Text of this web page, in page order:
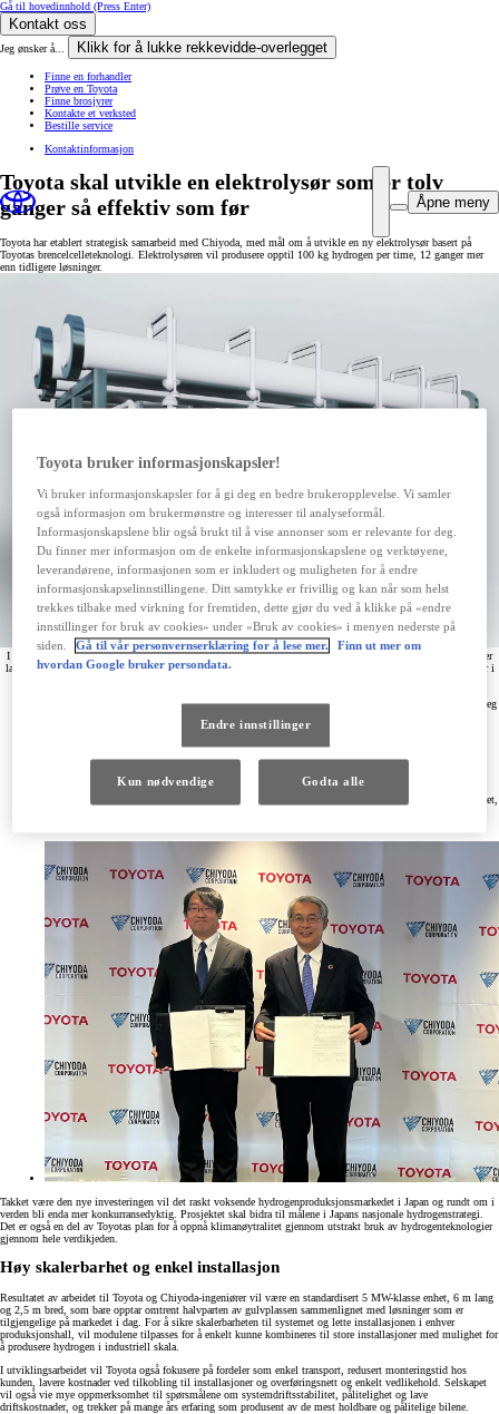
Gå til hovedinnhold (Press Enter)
Kontakt oss
Jeg ønsker å... Klikk for å lukke rekkevidde-overlegget
Finne en forhandler
Prøve en Toyota
Finne brosjyrer
Kontakte et verksted
Bestille service
Kontaktinformasjon
Åpne meny
Toyota skal utvikle en elektrolysør som er tolv
ganger så effektiv som før
Toyota har etablert strategisk samarbeid med Chiyoda, med mål om å utvikle en ny elektrolysør basert på
Toyotas brencelcelleteknologi. Elektrolysøren vil produsere opptil 100 kg hydrogen per time, 12 ganger mer
enn tidligere løsninger.
I mars 2023 presenterte Toyota en prototype av en elektrolysør for industrielle formål. Vann-elektrolysøren er
laget med komponenter fra andregenerasjons Toyota brenselceller. Takket være brenselcellene som allerede er i
Toyota signerte nylig en strategisk samarbeidsavtale med Chiyoda Corporation, som spesialiserer seg
marked, sier Piotr Pawlak, administrerende direktør i Toyota Norge.
Oppgaven til begge partnere blir å utvikle et storskala hydrogenproduksjonssystem gjennom
vannelektrolyse. Dette blir unikt på markedet når det gjelder effektivitet og kompakte dimensjoner.
For tiden starter Toyota arbeidet med en ny storskala elektrolysør med tolv ganger så stor effektivitet,
Takket være den nye investeringen vil det raskt voksende hydrogenproduksjonsmarkedet i Japan og rundt om i
verden bli enda mer konkurransedyktig. Prosjektet skal bidra til målene i Japans nasjonale hydrogenstrategi.
Det er også en del av Toyotas plan for å oppnå klimanøytralitet gjennom utstrakt bruk av hydrogenteknologier
gjennom hele verdikjeden.
Høy skalerbarhet og enkel installasjon
Resultatet av arbeidet til Toyota og Chiyoda-ingeniører vil være en standardisert 5 MW-klasse enhet, 6 m lang
og 2,5 m bred, som bare opptar omtrent halvparten av gulvplassen sammenlignet med løsninger som er
tilgjengelige på markedet i dag. For å sikre skalerbarheten til systemet og lette installasjonen i enhver
produksjonshall, vil modulene tilpasses for å enkelt kunne kombineres til store installasjoner med mulighet for
å produsere hydrogen i industriell skala.
I utviklingsarbeidet vil Toyota også fokusere på fordeler som enkel transport, redusert monteringstid hos
kunden, lavere kostnader ved tilkobling til installasjoner og overføringsnett og enkelt vedlikehold. Selskapet
vil også vie mye oppmerksomhet til spørsmålene om systemdriftsstabilitet, pålitelighet og lave
driftskostnader, og trekker på mange års erfaring som produsent av de mest holdbare og pålitelige bilene.
Toyota bruker informasjonskapsler!
Vi bruker informasjonskapsler for å gi deg en bedre brukeropplevelse. Vi samler
også informasjon om brukermønstre og interesser til analyseformål.
Informasjonskapslene blir også brukt til å vise annonser som er relevante for deg.
Du finner mer informasjon om de enkelte informasjonskapslene og verktøyene,
leverandørene, informasjonen som er inkludert og muligheten for å endre
informasjonskapselinnstillingene. Ditt samtykke er frivillig og kan når som helst
trekkes tilbake med virkning for fremtiden, dette gjør du ved å klikke på «endre
innstillinger for bruk av cookies» under «Bruk av cookies» i menyen nederste på
siden.
Gå til vår personvernserklæring for å lese mer.
Finn ut mer om
hvordan Google bruker persondata.
Endre innstillinger
Kun nødvendige Godta alle